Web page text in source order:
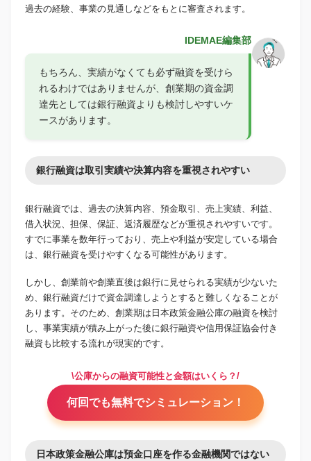
過去の経験、事業の見通しなどをもとに審査されます。
IDEMAE編集部
もちろん、実績がなくても必ず融資を受けら
れるわけではありませんが、創業期の資金調
達先としては銀行融資よりも検討しやすいケ
ースがあります。
銀行融資は取引実績や決算内容を重視されやすい
銀行融資では、過去の決算内容、預金取引、売上実績、利益、
借入状況、担保、保証、返済履歴などが重視されやすいです。
すでに事業を数年行っており、売上や利益が安定している場合
は、銀行融資を受けやすくなる可能性があります。
しかし、創業前や創業直後は銀行に見せられる実績が少ないた
め、銀行融資だけで資金調達しようとすると難しくなることが
あります。そのため、創業期は日本政策金融公庫の融資を検討
し、事業実績が積み上がった後に銀行融資や信用保証協会付き
融資も比較する流れが現実的です。
\公庫からの融資可能性と金額はいくら？/
何回でも無料でシミュレーション！
日本政策金融公庫は預金口座を作る金融機関ではない